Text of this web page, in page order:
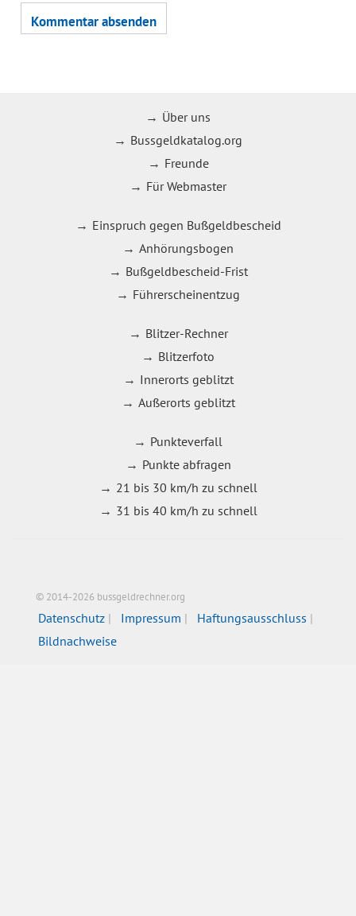
Über uns
Bussgeldkatalog.org
Freunde
Für Webmaster
Einspruch gegen Bußgeldbescheid
Anhörungsbogen
Bußgeldbescheid-Frist
Führerscheinentzug
Blitzer-Rechner
Blitzerfoto
Innerorts geblitzt
Außerorts geblitzt
Punkteverfall
Punkte abfragen
21 bis 30 km/h zu schnell
31 bis 40 km/h zu schnell
© 2014-2026 bussgeldrechner.org
Datenschutz Impressum
Haftungsausschluss
Bildnachweise